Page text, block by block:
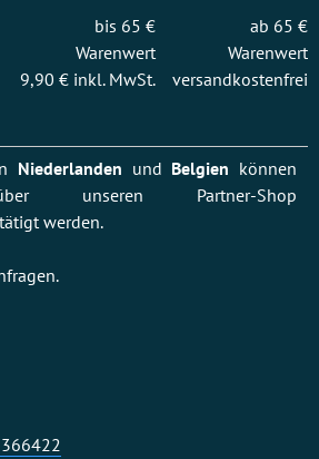
bis 65 €
Warenwert
9,90 € inkl. MwSt.
ab 65 €
Warenwert
versandkostenfrei
Niederlanden und Belgien können
unseren Partner-Shop
werden.